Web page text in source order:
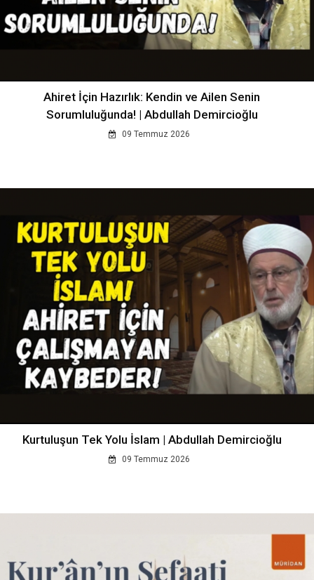
Ahiret İçin Hazırlık: Kendin ve Ailen Senin
Sorumluluğunda! | Abdullah Demircioğlu
09 Temmuz 2026
Kurtuluşun Tek Yolu İslam | Abdullah Demircioğlu
09 Temmuz 2026